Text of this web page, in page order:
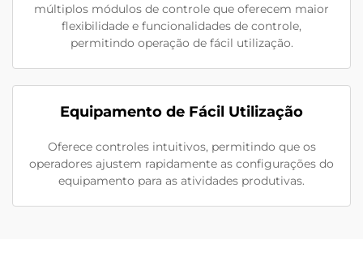
múltiplos módulos de controle que oferecem maior
flexibilidade e funcionalidades de controle,
permitindo operação de fácil utilização.
Equipamento de Fácil Utilização
Oferece controles intuitivos, permitindo que os
operadores ajustem rapidamente as configurações do
equipamento para as atividades produtivas.